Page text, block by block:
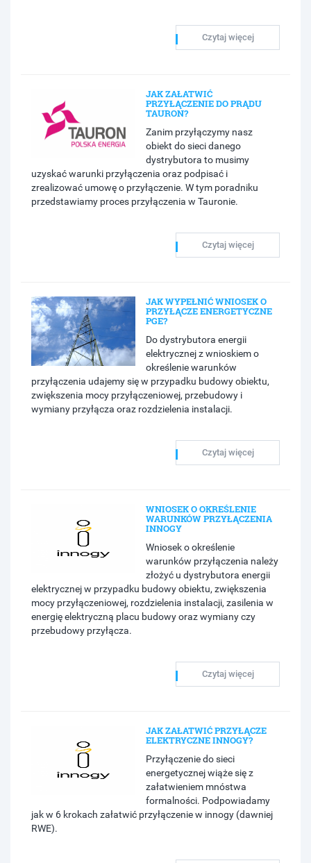
Czytaj więcej
JAK ZAŁATWIĆ
PRZYŁĄCZENIE DO PRĄDU
TAURON?
Zanim przyłączymy nasz
obiekt do sieci danego
dystrybutora to musimy
uzyskać warunki przyłączenia oraz podpisać i
zrealizować umowę o przyłączenie. W tym poradniku
przedstawiamy proces przyłączenia w Tauronie.
Czytaj więcej
JAK WYPEŁNIĆ WNIOSEK O
PRZYŁĄCZE ENERGETYCZNE
PGE?
Do dystrybutora energii
elektrycznej z wnioskiem o
określenie warunków
przyłączenia udajemy się w przypadku budowy obiektu,
zwiększenia mocy przyłączeniowej, przebudowy i
wymiany przyłącza oraz rozdzielenia instalacji.
Czytaj więcej
WNIOSEK O OKREŚLENIE
WARUNKÓW PRZYŁĄCZENIA
INNOGY
Wniosek o określenie
warunków przyłączenia należy
złożyć u dystrybutora energii
elektrycznej w przypadku budowy obiektu, zwiększenia
mocy przyłączeniowej, rozdzielenia instalacji, zasilenia w
energię elektryczną placu budowy oraz wymiany czy
przebudowy przyłącza.
Czytaj więcej
JAK ZAŁATWIĆ PRZYŁĄCZE
ELEKTRYCZNE INNOGY?
Przyłączenie do sieci
energetycznej wiąże się z
załatwieniem mnóstwa
formalności. Podpowiadamy
jak w 6 krokach załatwić przyłączenie w innogy (dawniej
RWE).